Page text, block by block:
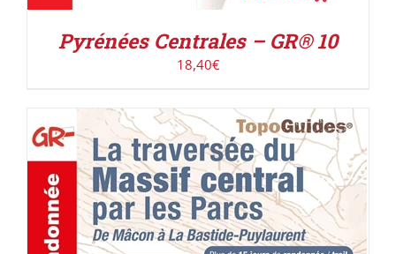
Pyrénées Centrales – GR® 10
18,40€